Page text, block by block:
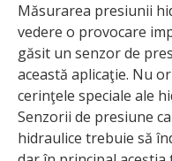
Măsurarea presiunii
vedere o provocare
găsit un senzor de
această aplicaţie. Nu
cerinţele speciale ale
Senzorii de presiune
hidraulice trebuie să